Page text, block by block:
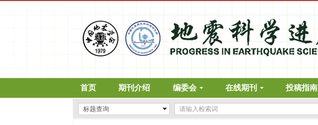
首页 期刊介绍 编委会 在线期刊 投稿指南